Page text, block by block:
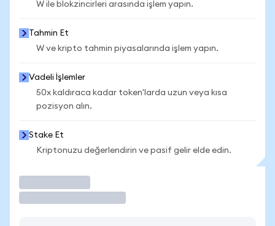
W ile blokzincirleri arasında işlem yapın.
Tahmin Et
W ve kripto tahmin piyasalarında işlem yapın.
Vadeli İşlemler
50x kaldıraca kadar token'larda uzun veya kısa
pozisyon alın.
Stake Et
Kriptonuzu değerlendirin ve pasif gelir elde edin.